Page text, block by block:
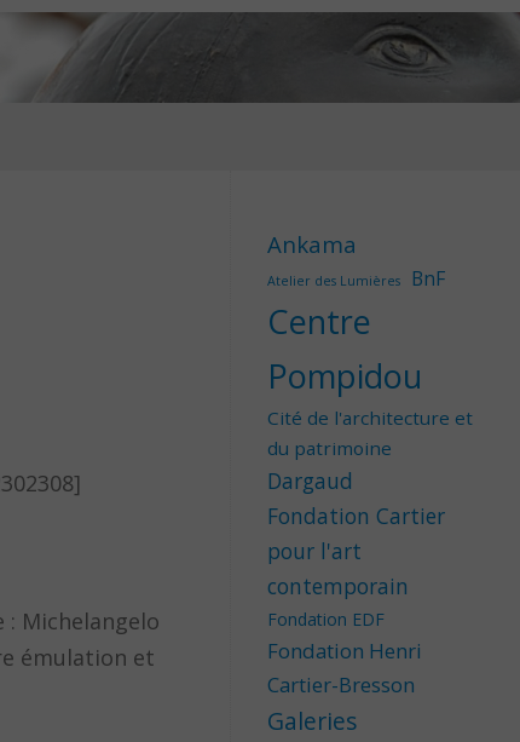
: Michelangelo
émulation et
Ankama
Atelier des Lumières BnF
Centre
Pompidou
Cité de l'architecture et
du patrimoine
Dargaud
Fondation Cartier
pour l'art
contemporain
Fondation EDF
Fondation Henri
Cartier-Bresson
Galeries